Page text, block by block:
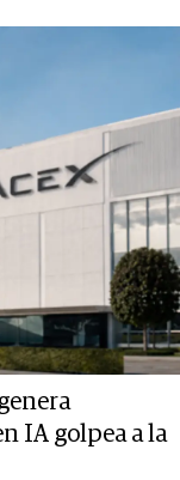
IA golpea a la